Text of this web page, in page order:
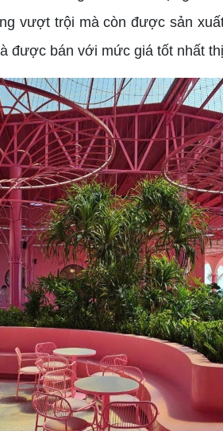
vượt trội mà còn được sản
được bán với mức giá tốt nhất